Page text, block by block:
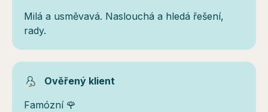
Milá a usměvavá. Naslouchá a hledá řešení,
rady.
Ověřený klient
Famózní 🌹